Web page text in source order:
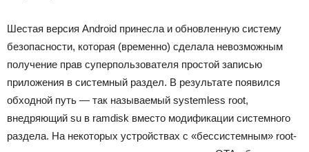
Шестая версия Android принесла и обновленную систему
безопасности, которая (временно) сделала невозможным
получение прав суперпользователя простой записью
приложения в системный раздел. В результате появился
обходной путь — так называемый systemless root,
внедряющий su в ramdisk вместо модификации системного
раздела. На некоторых устройствах с «бессистемным» root-